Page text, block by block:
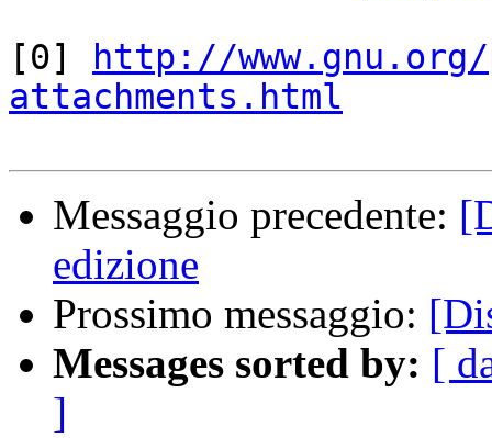
[0]
http://
attachments.html
Messaggio precedente:
edizione
Prossimo messaggio:
Messages sorted by: [
]